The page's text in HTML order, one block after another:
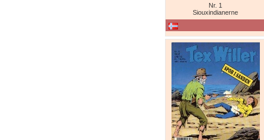
Nr. 1
Siouxindianerne